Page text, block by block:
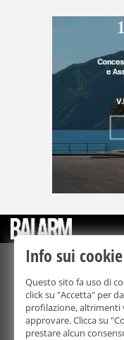
La riproduzione totale
forma, su
Balarm.it è una testata
Tribunale di
Direttore
Info sui cookie
Questo sito fa uso di
click su "Accetta" per
profilazione, altrimenti
approvare. Clicca su
prestare alcun